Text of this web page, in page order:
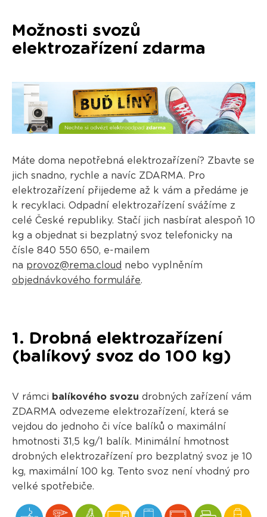
Možnosti svozů
elektrozařízení zdarma
Máte doma nepotřebná elektrozařízení? Zbavte se
jich snadno, rychle a navíc ZDARMA. Pro
elektrozařízení přijedeme až k vám a předáme je
k recyklaci. Odpadní elektrozařízení svážíme z
celé České republiky. Stačí jich nasbírat alespoň 10
kg a objednat si bezplatný svoz telefonicky na
čísle 840 550 650, e-mailem
na provoz@rema.cloud nebo vyplněním
objednávkového formuláře.
1. Drobná elektrozařízení
(balíkový svoz do 100 kg)
V rámci balíkového svozu drobných zařízení vám
ZDARMA odvezeme elektrozařízení, která se
vejdou do jednoho či více balíků o maximální
hmotnosti 31,5 kg/1 balík. Minimální hmotnost
drobných elektrozařízení pro bezplatný svoz je 10
kg, maximální 100 kg. Tento svoz není vhodný pro
velké spotřebiče.